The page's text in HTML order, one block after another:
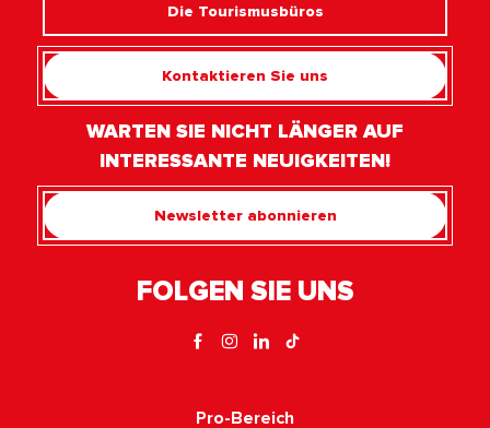
Die Tourismusbüros
Kontaktieren Sie uns
WARTEN SIE NICHT LÄNGER AUF
INTERESSANTE NEUIGKEITEN!
Newsletter abonnieren
FOLGEN SIE UNS
Pro-Bereich